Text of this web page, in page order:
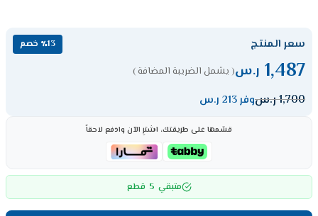
سعر المنتج ٪13 خصم
1,487 ر.س( يشمل الضريبة المضافة )
1,700ر.سوفر 213 ر.س
قسّمها على طريقتك، اشترِ الآن وادفع لاحقاً
متبقي 5 قطع